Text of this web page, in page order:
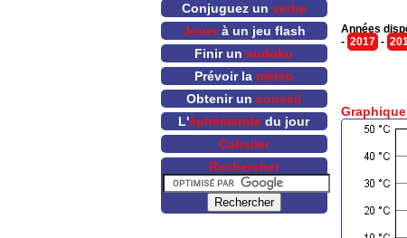
Années
- 2017 -
Conjuguez un verbe
Jouerà un jeu flash
Finir un sudoku
Prévoir la météo
Obtenir un conseil
L'éphéméride du jour
Calculer
Rechercher